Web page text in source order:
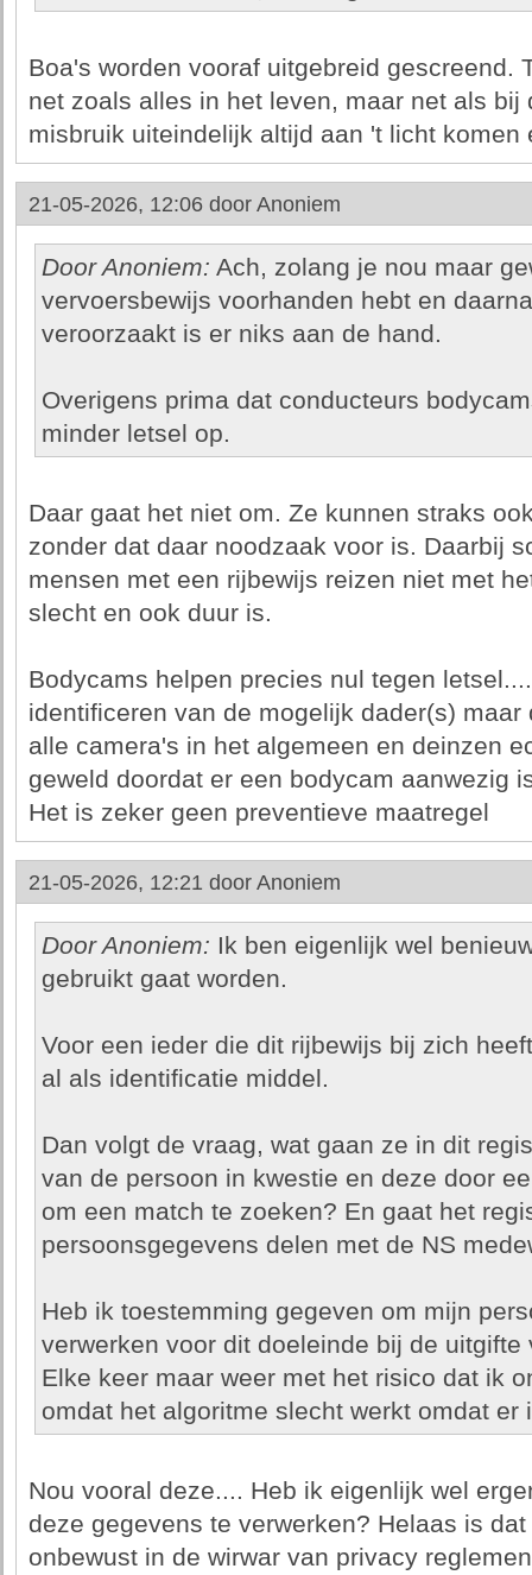
Boa's worden vooraf uitgebreid gescreend.
net zoals alles in het leven, maar net als bij
misbruik uiteindelijk altijd aan 't licht komen
21-05-2026, 12:06 door Anoniem
Door Anoniem: Ach, zolang je nou maar
vervoersbewijs voorhanden hebt en
veroorzaakt is er niks aan de hand.
Overigens prima dat conducteurs
minder letsel op.
Daar gaat het niet om. Ze kunnen straks
zonder dat daar noodzaak voor is. Daarbij
mensen met een rijbewijs reizen niet met
slecht en ook duur is.
Bodycams helpen precies nul tegen
identificeren van de mogelijk dader(s)
alle camera's in het algemeen en deinzen
geweld doordat er een bodycam aanwezig
Het is zeker geen preventieve maatregel
21-05-2026, 12:21 door Anoniem
Door Anoniem: Ik ben eigenlijk wel
gebruikt gaat worden.
Voor een ieder die dit rijbewijs bij zich
al als identificatie middel.
Dan volgt de vraag, wat gaan ze in dit
van de persoon in kwestie en deze door
om een match te zoeken? En gaat het
persoonsgegevens delen met de NS
Heb ik toestemming gegeven om mijn
verwerken voor dit doeleinde bij de uitgifte
Elke keer maar weer met het risico dat ik
omdat het algoritme slecht werkt omdat er
Nou vooral deze.... Heb ik eigenlijk wel
deze gegevens te verwerken? Helaas is
onbewust in de wirwar van privacy